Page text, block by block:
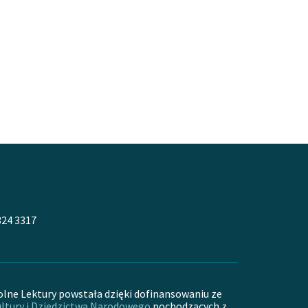
3317
Lektury powstała dzięki dofinansowaniu ze